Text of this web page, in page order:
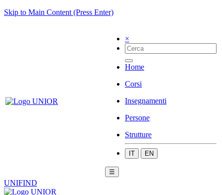
Skip to Main Content (Press Enter)
×
Home
Corsi
Insegnamenti
Persone
Strutture
IT EN
☰
UNIFIND